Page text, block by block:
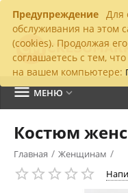
Предупреждение Для
обслуживания на этом
(cookies). Продолжая
соглашаетесь с тем,
на вашем компьютере:
 МЕНЮ 
Костюм
Главная / Женщинам /